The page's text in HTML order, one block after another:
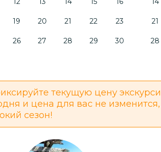
19 20 21 22 23
26 27 28 29 30
21
28
текущую цену
и цена для вас не
сезон!